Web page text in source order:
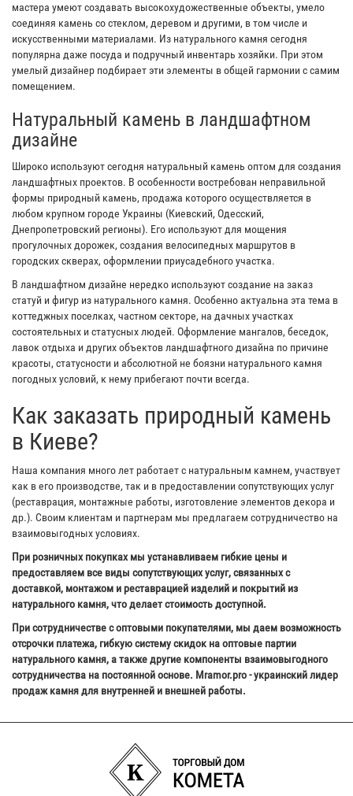
мастера умеют создавать высокохудожественные объекты, умело
соединяя камень со стеклом, деревом и другими, в том числе и
искусственными материалами. Из натурального камня сегодня
популярна даже посуда и подручный инвентарь хозяйки. При этом
умелый дизайнер подбирает эти элементы в общей гармонии с самим
помещением.
Натуральный камень в ландшафтном
дизайне
Широко используют сегодня натуральный камень оптом для создания
ландшафтных проектов. В особенности востребован неправильной
формы природный камень, продажа которого осуществляется в
любом крупном городе Украины (Киевский, Одесский,
Днепропетровский регионы). Его используют для мощения
прогулочных дорожек, создания велосипедных маршрутов в
городских скверах, оформлении приусадебного участка.
В ландшафтном дизайне нередко используют создание на заказ
статуй и фигур из натурального камня. Особенно актуальна эта тема в
коттеджных поселках, частном секторе, на дачных участках
состоятельных и статусных людей. Оформление мангалов, беседок,
лавок отдыха и других объектов ландшафтного дизайна по причине
красоты, статусности и абсолютной не боязни натурального камня
погодных условий, к нему прибегают почти всегда.
Как заказать природный камень
в Киеве?
Наша компания много лет работает с натуральным камнем, участвует
как в его производстве, так и в предоставлении сопутствующих услуг
(реставрация, монтажные работы, изготовление элементов декора и
др.). Своим клиентам и партнерам мы предлагаем сотрудничество на
взаимовыгодных условиях.
При розничных покупках мы устанавливаем гибкие цены и
предоставляем все виды сопутствующих услуг, связанных с
доставкой, монтажом и реставрацией изделий и покрытий из
натурального камня, что делает стоимость доступной.
При сотрудничестве с оптовыми покупателями, мы даем возможность
отсрочки платежа, гибкую систему скидок на оптовые партии
натурального камня, а также другие компоненты взаимовыгодного
сотрудничества на постоянной основе. Mramor.pro - украинский лидер
продаж камня для внутренней и внешней работы.